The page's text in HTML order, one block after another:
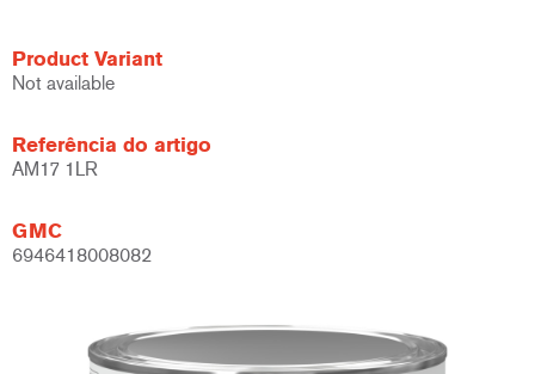
Product Variant
Not available
Referência do artigo
AM17 1LR
GMC
6946418008082